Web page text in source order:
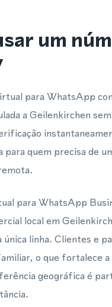
um
para WhatsApp
a Geilenkirchen
para quem precisa de
para WhatsApp
local em
linha. Clientes e
o que fortalece
geográfica é